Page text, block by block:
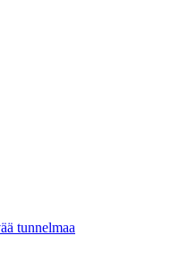
tunnelmaa